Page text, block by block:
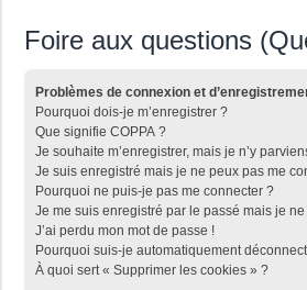
Foire aux questions
Problèmes de connexion et
Pourquoi dois-je m’enregistrer ?
Que signifie COPPA ?
Je souhaite m’enregistrer, mais je n’y
Je suis enregistré mais je ne peux pas me
Pourquoi ne puis-je pas me connecter ?
Je me suis enregistré par le passé mais je
J’ai perdu mon mot de passe !
Pourquoi suis-je automatiquement
À quoi sert « Supprimer les cookies » ?